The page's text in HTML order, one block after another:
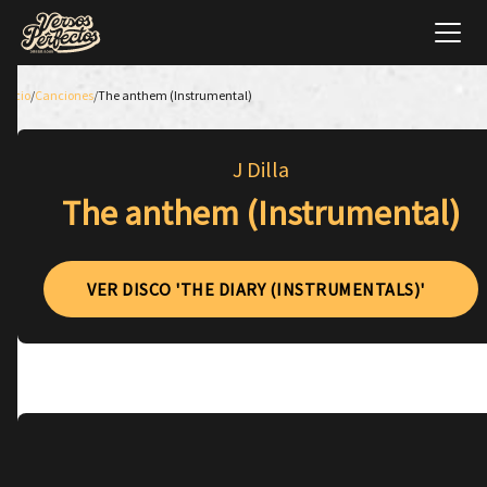
Inicio/Canciones/The anthem (Instrumental)
J Dilla
The anthem (Instrumental)
VER DISCO 'THE DIARY (INSTRUMENTALS)'